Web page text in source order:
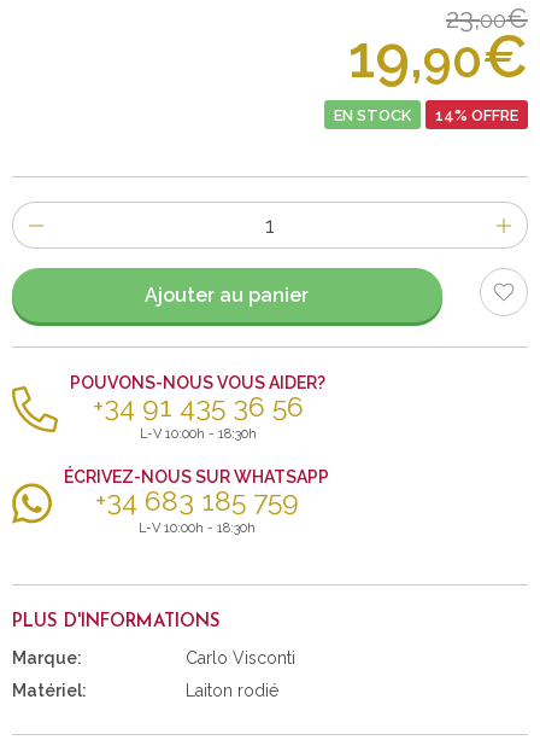
23,00€
19,90€
EN STOCK 14% OFFRE
Nombre
d'items
Ajouter au panier
POUVONS-NOUS VOUS AIDER?
+34 91 435 36 56
L-V 10:00h - 18:30h
ÉCRIVEZ-NOUS SUR WHATSAPP
+34 683 185 759
L-V 10:00h - 18:30h
PLUS D'INFORMATIONS
Marque:
Carlo Visconti
Matériel:
Laiton rodié